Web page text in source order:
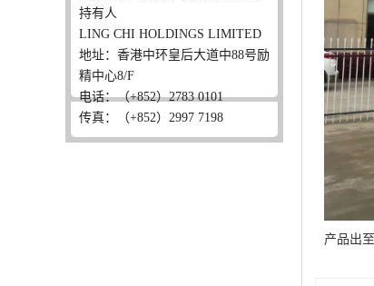
持有人
LING CHI HOLDINGS LIMITED
地址：香港中环皇后大道中88号励
精中心8/F
电话：（+852）2783 0101
传真：（+852）2997 7198
产品出